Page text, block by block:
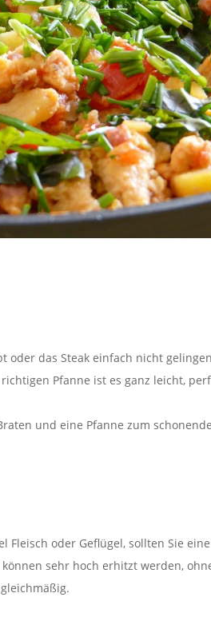
oder das Steak einfach nicht
Pfanne ist es ganz leicht,
und eine Pfanne zum
Fleisch oder Geflügel, sollten Sie
sehr hoch erhitzt werden,